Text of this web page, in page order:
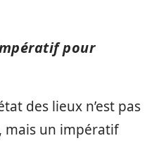
pour
des lieux n’est pas
mais un impératif